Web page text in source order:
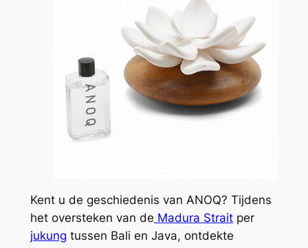
Kent u de geschiedenis van ANOQ? Tijdens
het oversteken van de Madura Straitper
jukung tussen Bali en Java, ontdekte